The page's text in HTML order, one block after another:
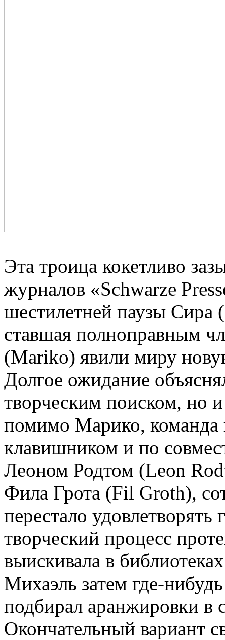
Эта троица кокетливо
журналов «Schwarze
шестилетней паузы
ставшая полноправным
(Mariko) явили миру
Долгое ожидание
творческим поиском, но
помимо Марико, команда
клавишником и по
Леоном Родтом (Leon
Фила Грота (Fil Groth),
перестало
творческий процесс
выискивала в
Михаэль затем где-
подбирал аранжировки в
Окончательный вариант